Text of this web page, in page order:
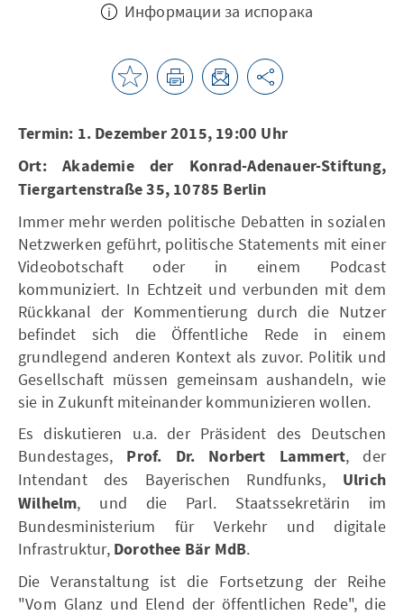
Информации за испорака
Termin: 1. Dezember 2015, 19:00 Uhr
Ort: Akademie der Konrad-Adenauer-Stiftung,
Tiergartenstraße 35, 10785 Berlin
Immer mehr werden politische Debatten in sozialen
Netzwerken geführt, politische Statements mit einer
Videobotschaft oder in einem Podcast
kommuniziert. In Echtzeit und verbunden mit dem
Rückkanal der Kommentierung durch die Nutzer
befindet sich die Öffentliche Rede in einem
grundlegend anderen Kontext als zuvor. Politik und
Gesellschaft müssen gemeinsam aushandeln, wie
sie in Zukunft miteinander kommunizieren wollen.
Es diskutieren u.a. der Präsident des Deutschen
Bundestages, Prof. Dr. Norbert Lammert, der
Intendant des Bayerischen Rundfunks, Ulrich
Wilhelm, und die Parl. Staatssekretärin im
Bundesministerium für Verkehr und digitale
Infrastruktur, Dorothee Bär MdB.
Die Veranstaltung ist die Fortsetzung der Reihe
"Vom Glanz und Elend der öffentlichen Rede", die